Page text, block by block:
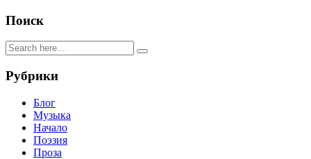
Поиск
Рубрики
Блог
Музыка
Начало
Поэзия
Проза